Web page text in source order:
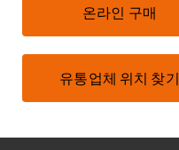
온라인 구매
유통업체 위치 찾기